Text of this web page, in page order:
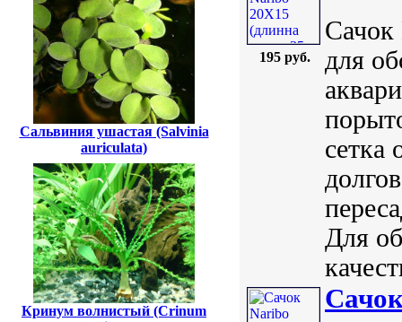
Сальвиния ушастая (Salvinia
auriculata)
Кринум волнистый (Crinum
195 руб.
Сачок
для
сетка
Для